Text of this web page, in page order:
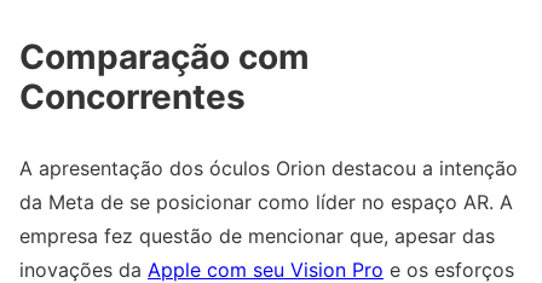
Comparação com
Concorrentes
A apresentação dos óculos Orion destacou a intenção
da Meta de se posicionar como líder no espaço AR. A
empresa fez questão de mencionar que, apesar das
inovações da Apple com seu Vision Pro e os esforços